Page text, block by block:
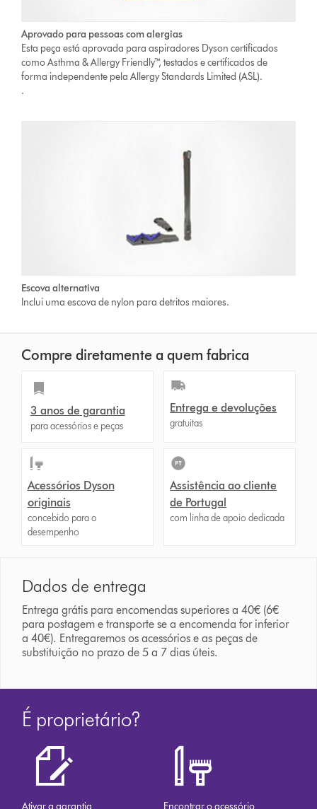
Aprovado para pessoas com alergias
Esta peça está aprovada para aspiradores Dyson certificados
como Asthma & Allergy Friendly™, testados e certificados de
forma independente pela Allergy Standards Limited (ASL).
.
Escova alternativa
Inclui uma escova de nylon para detritos maiores.
Compre diretamente a quem fabrica
3 anos de garantia
para acessórios e peças
Entrega e devoluções
gratuitas
Acessórios Dyson
originais
concebido para o
desempenho
Assistência ao cliente
de Portugal
com linha de apoio dedicada
Dados de entrega
Entrega grátis para encomendas superiores a 40€ (6€
para postagem e transporte se a encomenda for inferior
a 40€). Entregaremos os acessórios e as peças de
substituição no prazo de 5 a 7 dias úteis.
É proprietário?
Ativar a garantia
Encontrar o acessório